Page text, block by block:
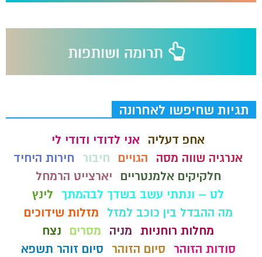
תגיות שחיפשו לאחרונה
אחפ דעליה
אני לדודי ודודי לי
אנרגיה שווה מסה
הגויים חיבור
חירות היחיד
חלקיקים אלמנטריים
יארצייט הרמחל
לט – ונתתי עשב בשדך לבהמתך
לינץ
מה ההבדל בין כוכב למזל
מזלות שידוכים
מחלות רוחניות מניה מסרים
נצח
סודות הזוהר
סיום הזוהר
סיום זוהר תשפא